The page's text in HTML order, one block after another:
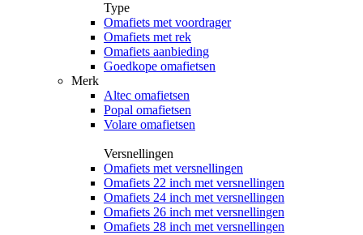
Type
Omafiets met voordrager
Omafiets met rek
Omafiets aanbieding
Goedkope omafietsen
Merk
Altec omafietsen
Popal omafietsen
Volare omafietsen
Versnellingen
Omafiets met versnellingen
Omafiets 22 inch met versnellingen
Omafiets 24 inch met versnellingen
Omafiets 26 inch met versnellingen
Omafiets 28 inch met versnellingen